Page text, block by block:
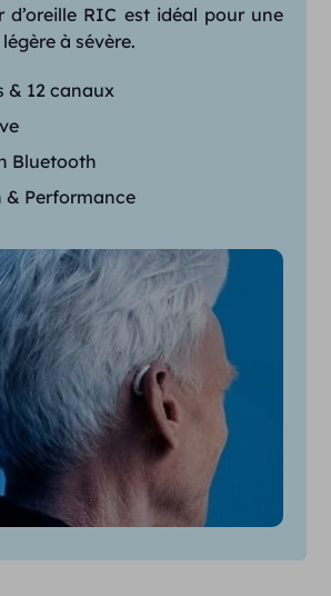
d’oreille RIC est idéal pour une
à sévère.
& 12 canaux
Bluetooth
& Performance